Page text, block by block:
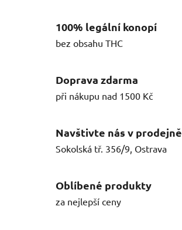
100% legální konopí
bez obsahu THC
Doprava zdarma
při nákupu nad 1500 Kč
Navštivte nás v prodejně
Sokolská tř. 356/9, Ostrava
Oblíbené produkty
za nejlepší ceny